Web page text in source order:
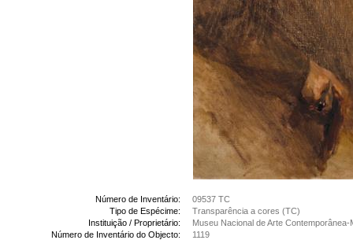
Número de Inventário:
09537 TC
Tipo de Espécime:
Transparência a cores (TC)
Instituição / Proprietário:
Museu Nacional de Arte Contemporânea-
Número de Inventário do Objecto:
1119